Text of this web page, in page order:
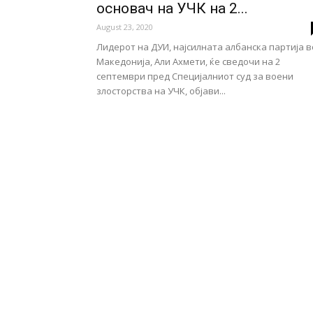
основач на УЧК на 2...
August 23, 2020
Лидерот на ДУИ, најсилната албанска партија
Македонија, Али Ахмети, ќе сведочи на 2
септември пред Специјалниот суд за воени
злосторства на УЧК, објави...